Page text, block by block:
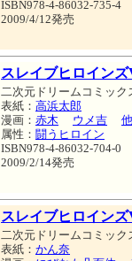
ISBN978-4-86032-735-4
2009/4/12発売
スレイブヒロインズ
二次元ドリームコミック
表紙： 高浜太郎
漫画： 赤木 ウメ吉
他
属性： 闘うヒロイン
ISBN978-4-86032-704-0
2009/2/14発売
スレイブヒロインズ
二次元ドリームコミック
表紙： かん奈